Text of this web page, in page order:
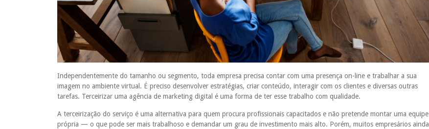
Independentemente do tamanho ou segmento, toda empresa precisa contar com uma presença on-line e trabalhar a sua
imagem no ambiente virtual. É preciso desenvolver estratégias, criar conteúdo, interagir com os clientes e diversas outras
tarefas. Terceirizar uma agência de marketing digital é uma forma de ter esse trabalho com qualidade.
A terceirização do serviço é uma alternativa para quem procura profissionais capacitados e não pretende montar uma equipe
própria — o que pode ser mais trabalhoso e demandar um grau de investimento mais alto. Porém, muitos empresários ainda